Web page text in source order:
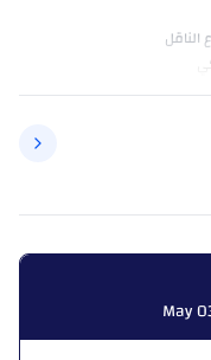
الناقل